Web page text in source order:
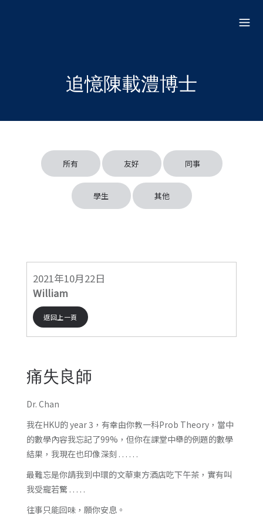
追憶陳載澧博士
所有 友好 同事
學生 其他
2021年10月22日
William
返回上一頁
痛失良師
Dr. Chan
我在HKU的 year 3，有幸由你教一科Prob Theory，當中
的數學內容我忘記了99%，但你在課堂中舉的例題的數學
結果，我現在也印像深刻 . . . . . .
最難忘是你請我到中環的文華東方酒店吃下午茶，實有叫
我受寵若驚 . . . . .
往事只能回味，願你安息。